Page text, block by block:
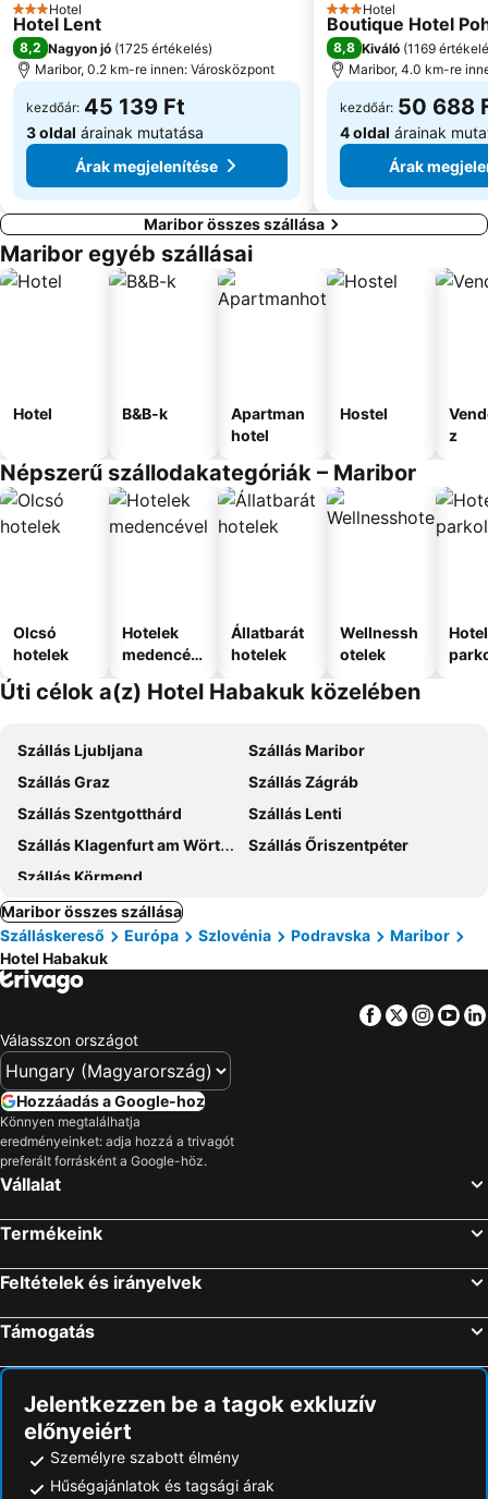
3 Kategória
Hotel
Hotel Lent
8,2 Nagyon jó (1725 értékelés)
Maribor, 0.2 km-re innen: Városközpont
kezdőár: 45 139 Ft
3 oldal árainak mutatása
Árak megjelenítése
3 Kategória
Hotel
Boutique Hotel
8,8 Kiváló (1169
Maribor, 4.0 km-re
kezdőár: 50 688
4 oldal árainak
Árak
Maribor összes szállása
Maribor egyéb szállásai
Hotel B&B-k
Apartman
hotel
Hostel
z
Népszerű szállodakategóriák – Maribor
Olcsó
hotelek
Hotelek
medencév
Állatbarát
hotelek
Wellnessh
otelek
Úti célok a(z) Hotel Habakuk közelében
Szállás Ljubljana
Szállás Maribor
Szállás Graz
Szállás Zágráb
Szállás Szentgotthárd
Szállás Lenti
Szállás Klagenfurt am Wörthersee
Szállás Őriszentpéter
Szállás Körmend
Maribor összes szállása
Szálláskereső
Európa Szlovénia Podravska
Maribor
Hotel Habakuk
Facebook
Twitter
Válasszon országot
Hozzáadás a Google-hoz
Könnyen megtalálhatja
eredményeinket: adja hozzá a trivagót
preferált forrásként a Google-höz.
Vállalat
Termékeink
Feltételek és irányelvek
Támogatás
Jelentkezzen be a tagok exkluzív
előnyeiért
Személyre szabott élmény
Hűségajánlatok és tagsági árak